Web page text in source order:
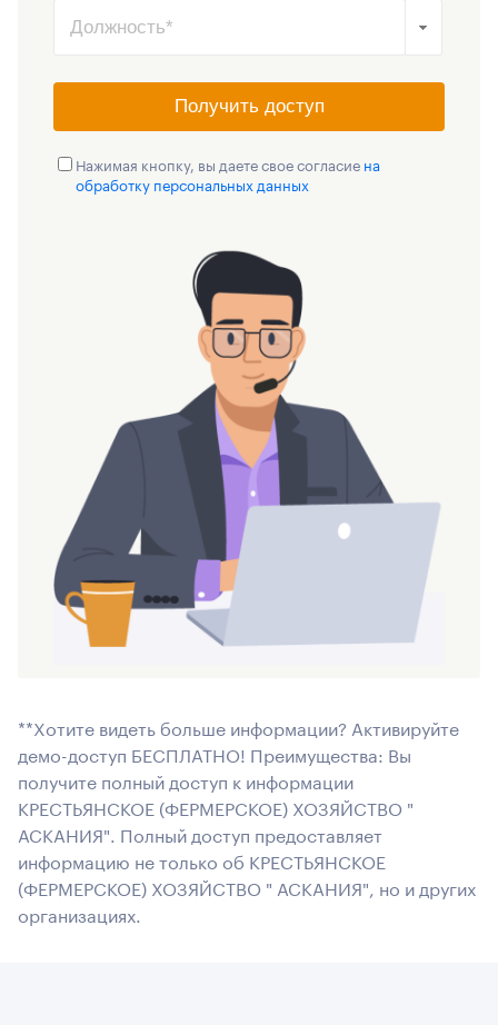
Получить доступ
Нажимая кнопку, вы даете свое согласие на
обработку персональных данных
**Хотите видеть больше информации? Активируйте
демо-доступ БЕСПЛАТНО! Преимущества: Вы
получите полный доступ к информации
КРЕСТЬЯНСКОЕ (ФЕРМЕРСКОЕ) ХОЗЯЙСТВО "
АСКАНИЯ". Полный доступ предоставляет
информацию не только об КРЕСТЬЯНСКОЕ
(ФЕРМЕРСКОЕ) ХОЗЯЙСТВО " АСКАНИЯ", но и других
организациях.